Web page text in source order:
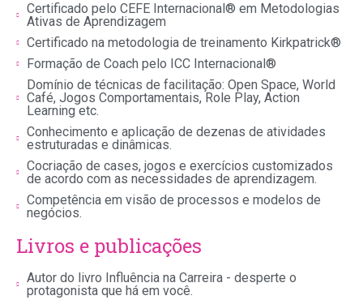
Certificado pelo CEFE Internacional® em Metodologias
Ativas de Aprendizagem
Certificado na metodologia de treinamento Kirkpatrick®
Formação de Coach pelo ICC Internacional®
Domínio de técnicas de facilitação: Open Space, World
Café, Jogos Comportamentais, Role Play, Action
Learning etc.
Conhecimento e aplicação de dezenas de atividades
estruturadas e dinâmicas.
Cocriação de cases, jogos e exercícios customizados
de acordo com as necessidades de aprendizagem.
Competência em visão de processos e modelos de
negócios.
Livros e publicações
Autor do livro Influência na Carreira - desperte o
protagonista que há em você.